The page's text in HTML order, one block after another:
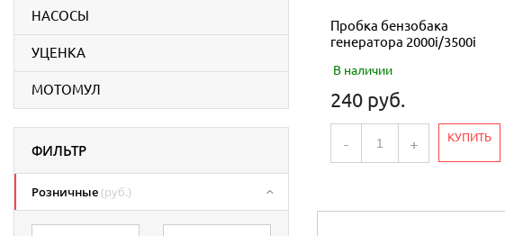
НАСОСЫ
УЦЕНКА
МОТОМУЛ
ФИЛЬТР
Розничные (руб.)
Пробка бензобака
генератора 2000i/3500i
В наличии
240 руб.
- + КУПИТЬ